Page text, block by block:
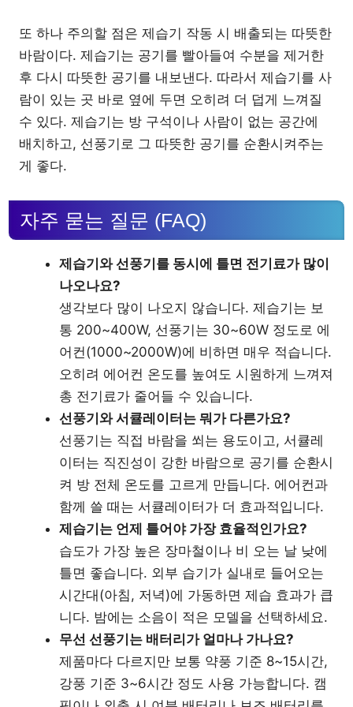
또 하나 주의할 점은 제습기 작동 시 배출되는 따뜻한
바람이다. 제습기는 공기를 빨아들여 수분을 제거한
후 다시 따뜻한 공기를 내보낸다. 따라서 제습기를 사
람이 있는 곳 바로 옆에 두면 오히려 더 덥게 느껴질
수 있다. 제습기는 방 구석이나 사람이 없는 공간에
배치하고, 선풍기로 그 따뜻한 공기를 순환시켜주는
게 좋다.
자주 묻는 질문 (FAQ)
제습기와 선풍기를 동시에 틀면 전기료가 많이
나오나요?
생각보다 많이 나오지 않습니다. 제습기는 보
통 200~400W, 선풍기는 30~60W 정도로 에
어컨(1000~2000W)에 비하면 매우 적습니다.
오히려 에어컨 온도를 높여도 시원하게 느껴져
총 전기료가 줄어들 수 있습니다.
선풍기와 서큘레이터는 뭐가 다른가요?
선풍기는 직접 바람을 쐬는 용도이고, 서큘레
이터는 직진성이 강한 바람으로 공기를 순환시
켜 방 전체 온도를 고르게 만듭니다. 에어컨과
함께 쓸 때는 서큘레이터가 더 효과적입니다.
제습기는 언제 틀어야 가장 효율적인가요?
습도가 가장 높은 장마철이나 비 오는 날 낮에
틀면 좋습니다. 외부 습기가 실내로 들어오는
시간대(아침, 저녁)에 가동하면 제습 효과가 큽
니다. 밤에는 소음이 적은 모델을 선택하세요.
무선 선풍기는 배터리가 얼마나 가나요?
제품마다 다르지만 보통 약풍 기준 8~15시간,
강풍 기준 3~6시간 정도 사용 가능합니다. 캠